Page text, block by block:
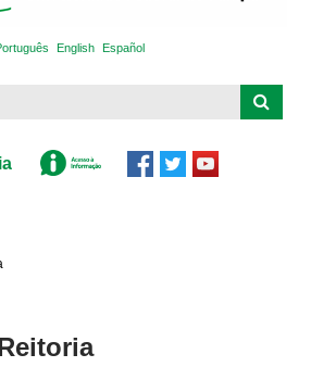
English Español